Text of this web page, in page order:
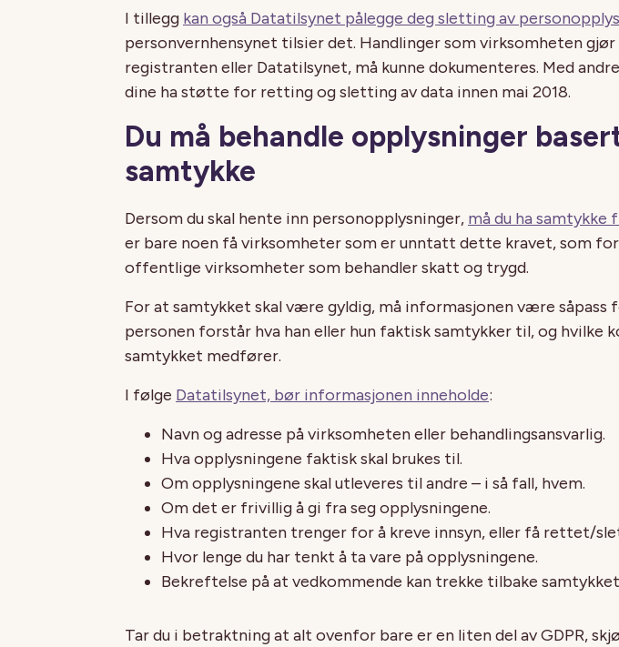
I tillegg kan også Datatilsynet pålegge deg sletting av
personvernhensynet tilsier det. Handlinger som virksomheten gjør
registranten eller Datatilsynet, må kunne dokumenteres. Med
dine ha støtte for retting og sletting av data innen mai 2018.
Du må behandle opplysninger
samtykke
Dersom du skal hente inn personopplysninger, må du ha samtykke
er bare noen få virksomheter som er unntatt dette kravet, som
offentlige virksomheter som behandler skatt og trygd.
For at samtykket skal være gyldig, må informasjonen være såpass
personen forstår hva han eller hun faktisk samtykker til, og hvilke
samtykket medfører.
I følge Datatilsynet, bør informasjonen inneholde:
Navn og adresse på virksomheten eller behandlingsansvarlig.
Hva opplysningene faktisk skal brukes til.
Om opplysningene skal utleveres til andre – i så fall, hvem.
Om det er frivillig å gi fra seg opplysningene.
Hva registranten trenger for å kreve innsyn, eller få rettet/
Hvor lenge du har tenkt å ta vare på opplysningene.
Bekreftelse på at vedkommende kan trekke tilbake
Tar du i betraktning at alt ovenfor bare er en liten del av GDPR,